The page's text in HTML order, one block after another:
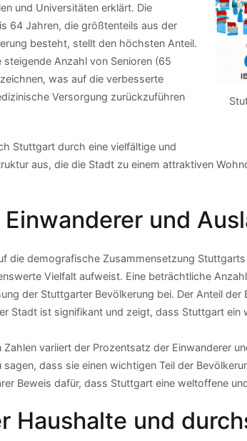
und Universitäten erklärt. Die
64 Jahren, die größtenteils aus der
besteht, stellt den höchsten Anteil.
steigende Anzahl von Senioren (65
was auf die verbesserte
Versorgung zurückzuführen
Stuttgart durch eine vielfältige und
aus, die die Stadt zu einem attraktiven
und
die demografische Zusammensetzung
Vielfalt aufweist. Eine beträchtliche
der Stuttgarter Bevölkerung bei. Der Anteil der
Stadt ist signifikant und zeigt, dass Stuttgart ein
Zahlen variiert der Prozentsatz der Einwanderer
dass sie einen wichtigen Teil der
Beweis dafür, dass Stuttgart eine weltoffene
Haushalte und